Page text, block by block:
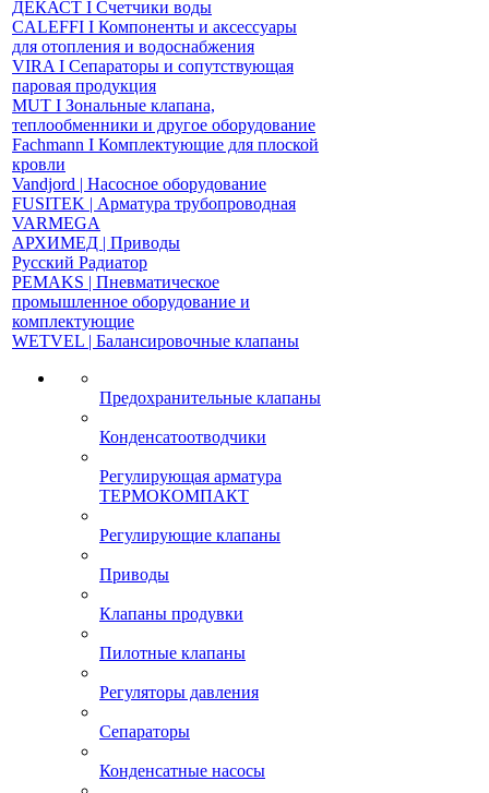
ДЕКАСТ І Счетчики воды
CALEFFI І Компоненты и аксессуары
для отопления и водоснабжения
VIRA І Сепараторы и сопутствующая
паровая продукция
MUT І Зональные клапана,
теплообменники и другое оборудование
Fachmann І Комплектующие для плоской
кровли
Vandjord | Насосное оборудование
FUSITEK | Арматура трубопроводная
VARMEGA
АРХИМЕД | Приводы
Русский Радиатор
PEMAKS | Пневматическое
промышленное оборудование и
комплектующие
WETVEL | Балансировочные клапаны
Предохранительные клапаны
Конденсатоотводчики
Регулирующая арматура
ТЕРМОКОМПАКТ
Регулирующие клапаны
Приводы
Клапаны продувки
Пилотные клапаны
Регуляторы давления
Сепараторы
Конденсатные насосы